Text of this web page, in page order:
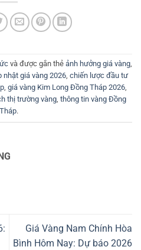
và được gắn thẻ ảnh hưởng giá vàng,
nhật giá vàng 2026, chiến lược đầu tư
, giá vàng Kim Long Đồng Tháp 2026,
thị trường vàng, thông tin vàng Đồng
Tháp.
Giá Vàng Nam Chính Hòa
Bình Hôm Nay: Dự báo 2026